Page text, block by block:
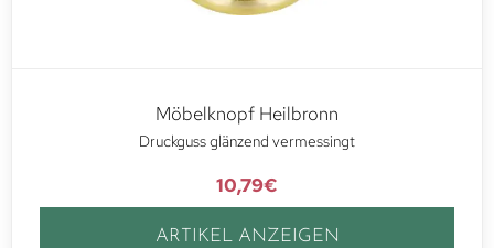
Möbelknopf Heilbronn
Druckguss glänzend vermessingt
10,79€
ARTIKEL ANZEIGEN